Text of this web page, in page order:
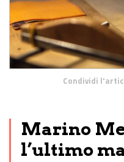
Condividi
Marino
l’ultimo